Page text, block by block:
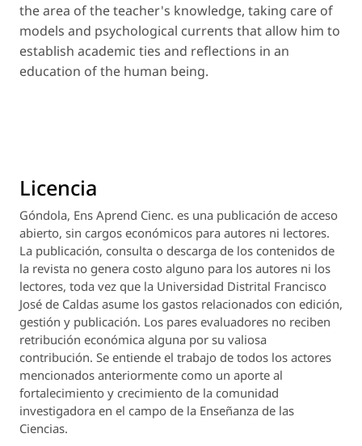
the area of the teacher's knowledge, taking care of
models and psychological currents that allow him to
establish academic ties and reflections in an
education of the human being.
Licencia
Góndola, Ens Aprend Cienc. es una publicación de acceso
abierto, sin cargos económicos para autores ni lectores.
La publicación, consulta o descarga de los contenidos de
la revista no genera costo alguno para los autores ni los
lectores, toda vez que la Universidad Distrital Francisco
José de Caldas asume los gastos relacionados con edición,
gestión y publicación. Los pares evaluadores no reciben
retribución económica alguna por su valiosa
contribución. Se entiende el trabajo de todos los actores
mencionados anteriormente como un aporte al
fortalecimiento y crecimiento de la comunidad
investigadora en el campo de la Enseñanza de las
Ciencias.